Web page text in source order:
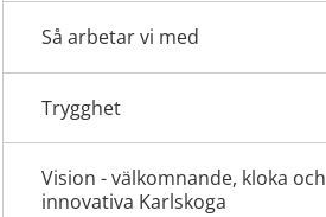
Så arbetar vi med
Trygghet
Vision - välkomnande, kloka och
innovativa Karlskoga